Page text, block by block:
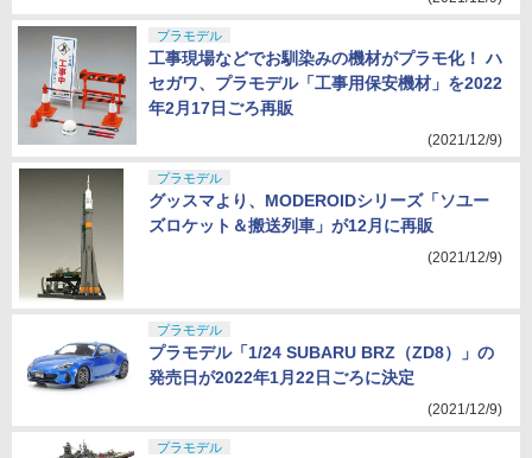
プラモデル
工事現場などでお馴染みの機材がプラモ化！ ハ
セガワ、プラモデル「工事用保安機材」を2022
年2月17日ごろ再販
(2021/12/9)
プラモデル
グッスマより、MODEROIDシリーズ「ソユー
ズロケット＆搬送列車」が12月に再販
(2021/12/9)
プラモデル
プラモデル「1/24 SUBARU BRZ（ZD8）」の
発売日が2022年1月22日ごろに決定
(2021/12/9)
プラモデル